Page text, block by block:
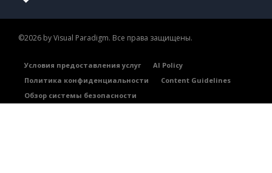
©2026 by Visual Paradigm. Все права защищены.
Условия предоставления услуг
AI Policy
Политика конфиденциальности
Content Guidelines
Обзор системы безопасности